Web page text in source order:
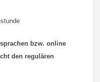
bzw. online
den regulären